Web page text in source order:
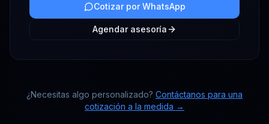
Cotizar por WhatsApp
Agendar asesoría
¿Necesitas algo personalizado? Contáctanos para una
cotización a la medida →